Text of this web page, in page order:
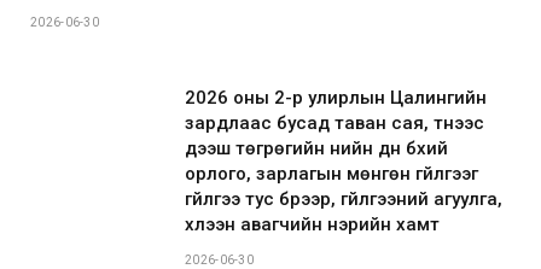
2026-06-30
2026 оны 2-р улирлын Цалингийн
зардлаас бусад таван сая, түүнээс
дээш төгрөгийн үнийн дүн бүхий
орлого, зарлагын мөнгөн гүйлгээг
гүйлгээ тус бүрээр, гүйлгээний агуулга,
хүлээн авагчийн нэрийн хамт
2026-06-30